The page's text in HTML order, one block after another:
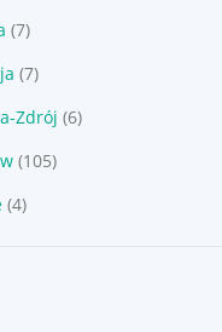
(7)
(7)
Zdrój (6)
(105)
(4)